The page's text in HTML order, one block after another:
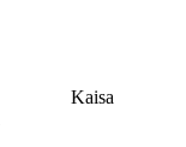
Kaisa